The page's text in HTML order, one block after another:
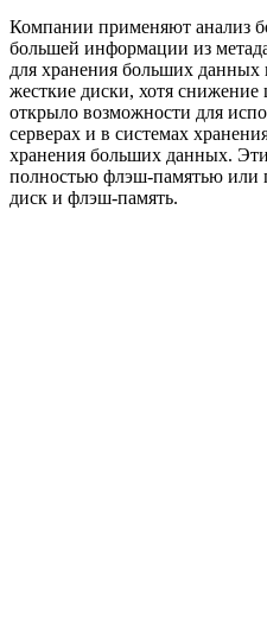
Компании применяют анализ
большей информации из
для хранения больших данных
жесткие диски, хотя
открыло возможности для
серверах и в системах
хранения больших данных.
полностью флэш-памятью
диск и флэш-память.